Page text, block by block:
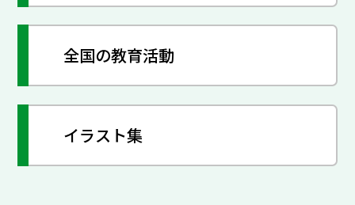
全国の教育活動
イラスト集